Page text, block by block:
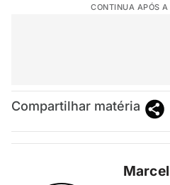
CONTINUA APÓS
Compartilhar matéria